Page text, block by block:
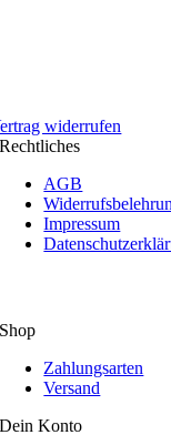
widerrufen
Rechtliches
AGB
Impressum
Shop
Zahlungsarten
Versand
Dein Konto